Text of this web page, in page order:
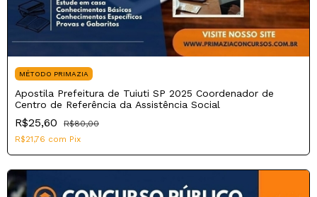
MÉTODO PRIMAZIA
Apostila Prefeitura de Tuiuti SP 2025 Coordenador de
Centro de Referência da Assistência Social
R$25,60
R$80,00
R$21,76 com Pix